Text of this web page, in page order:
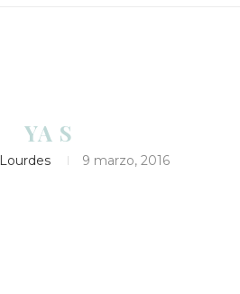
YA S
Lourdes 9 marzo, 2016